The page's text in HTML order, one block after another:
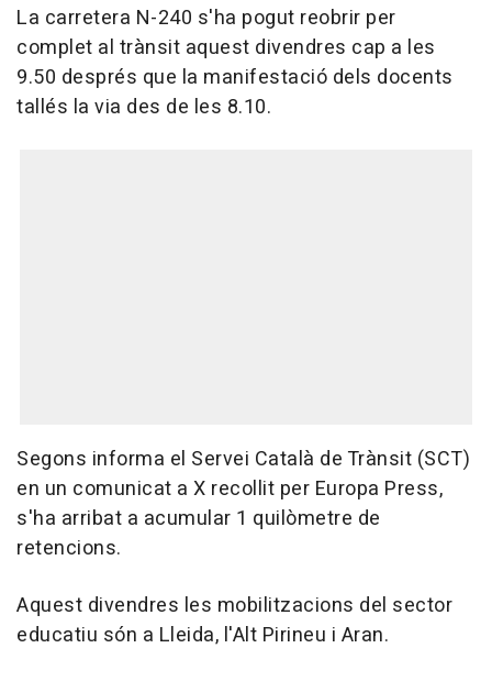
La carretera N-240 s'ha pogut reobrir per
complet al trànsit aquest divendres cap a les
9.50 després que la manifestació dels docents
tallés la via des de les 8.10.
Segons informa el Servei Català de Trànsit (SCT)
en un comunicat a X recollit per Europa Press,
s'ha arribat a acumular 1 quilòmetre de
retencions.
Aquest divendres les mobilitzacions del sector
educatiu són a Lleida, l'Alt Pirineu i Aran.